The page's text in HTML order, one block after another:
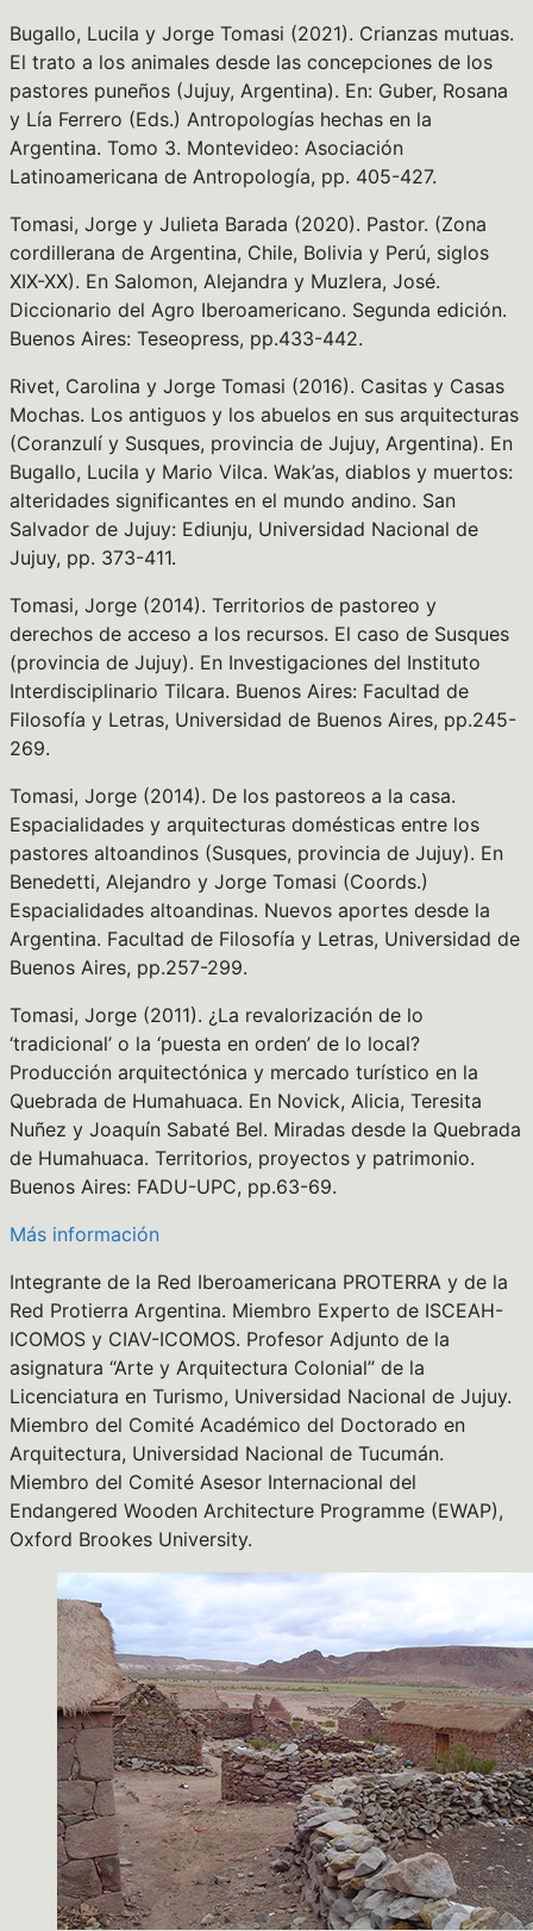
Bugallo, Lucila y Jorge Tomasi (2021). Crianzas mutuas.
El trato a los animales desde las concepciones de los
pastores puneños (Jujuy, Argentina). En: Guber, Rosana
y Lía Ferrero (Eds.) Antropologías hechas en la
Argentina. Tomo 3. Montevideo: Asociación
Latinoamericana de Antropología, pp. 405-427.
Tomasi, Jorge y Julieta Barada (2020). Pastor. (Zona
cordillerana de Argentina, Chile, Bolivia y Perú, siglos
XIX-XX). En Salomon, Alejandra y Muzlera, José.
Diccionario del Agro Iberoamericano. Segunda edición.
Buenos Aires: Teseopress, pp.433-442.
Rivet, Carolina y Jorge Tomasi (2016). Casitas y Casas
Mochas. Los antiguos y los abuelos en sus arquitecturas
(Coranzulí y Susques, provincia de Jujuy, Argentina). En
Bugallo, Lucila y Mario Vilca. Wak’as, diablos y muertos:
alteridades significantes en el mundo andino. San
Salvador de Jujuy: Ediunju, Universidad Nacional de
Jujuy, pp. 373-411.
Tomasi, Jorge (2014). Territorios de pastoreo y
derechos de acceso a los recursos. El caso de Susques
(provincia de Jujuy). En Investigaciones del Instituto
Interdisciplinario Tilcara. Buenos Aires: Facultad de
Filosofía y Letras, Universidad de Buenos Aires, pp.245-
269.
Tomasi, Jorge (2014). De los pastoreos a la casa.
Espacialidades y arquitecturas domésticas entre los
pastores altoandinos (Susques, provincia de Jujuy). En
Benedetti, Alejandro y Jorge Tomasi (Coords.)
Espacialidades altoandinas. Nuevos aportes desde la
Argentina. Facultad de Filosofía y Letras, Universidad de
Buenos Aires, pp.257-299.
Tomasi, Jorge (2011). ¿La revalorización de lo
‘tradicional’ o la ‘puesta en orden’ de lo local?
Producción arquitectónica y mercado turístico en la
Quebrada de Humahuaca. En Novick, Alicia, Teresita
Nuñez y Joaquín Sabaté Bel. Miradas desde la Quebrada
de Humahuaca. Territorios, proyectos y patrimonio.
Buenos Aires: FADU-UPC, pp.63-69.
Más información
Integrante de la Red Iberoamericana PROTERRA y de la
Red Protierra Argentina. Miembro Experto de ISCEAH-
ICOMOS y CIAV-ICOMOS. Profesor Adjunto de la
asignatura “Arte y Arquitectura Colonial” de la
Licenciatura en Turismo, Universidad Nacional de Jujuy.
Miembro del Comité Académico del Doctorado en
Arquitectura, Universidad Nacional de Tucumán.
Miembro del Comité Asesor Internacional del
Endangered Wooden Architecture Programme (EWAP),
Oxford Brookes University.